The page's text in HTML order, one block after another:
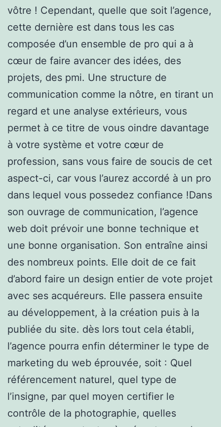
vôtre ! Cependant, quelle que soit l’agence,
cette dernière est dans tous les cas
composée d’un ensemble de pro qui a à
cœur de faire avancer des idées, des
projets, des pmi. Une structure de
communication comme la nôtre, en tirant un
regard et une analyse extérieurs, vous
permet à ce titre de vous oindre davantage
à votre système et votre cœur de
profession, sans vous faire de soucis de cet
aspect-ci, car vous l’aurez accordé à un pro
dans lequel vous possedez confiance !Dans
son ouvrage de communication, l’agence
web doit prévoir une bonne technique et
une bonne organisation. Son entraîne ainsi
des nombreux points. Elle doit de ce fait
d’abord faire un design entier de vote projet
avec ses acquéreurs. Elle passera ensuite
au développement, à la création puis à la
publiée du site. dès lors tout cela établi,
l’agence pourra enfin déterminer le type de
marketing du web éprouvée, soit : Quel
référencement naturel, quel type de
l’insigne, par quel moyen certifier le
contrôle de la photographie, quelles